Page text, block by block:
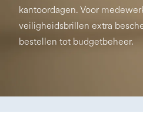
kantoordagen. Voor
veiligheidsbrillen extra
bestellen tot budgetbeheer.